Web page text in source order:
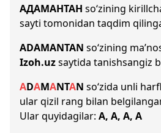
АДАМАНТАН so‘zining
sayti tomonidan taqdim
ADAMANTAN so‘zining
Izoh.uzsaytida tanishsangiz
ADAMANTAN so‘zida unli
ular qizil rang bilan
Ular quyidagilar: A, A, A, A